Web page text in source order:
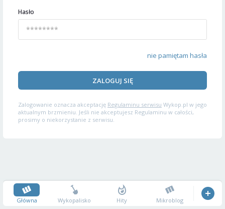
Hasło
nie pamiętam hasła
ZALOGUJ SIĘ
Zalogowanie oznacza akceptację Regulaminu serwisu Wykop.pl w jego
aktualnym brzmieniu. Jeśli nie akceptujesz Regulaminu w całości,
prosimy o niekorzystanie z serwisu.
Główna Wykopalisko Hity Mikroblog